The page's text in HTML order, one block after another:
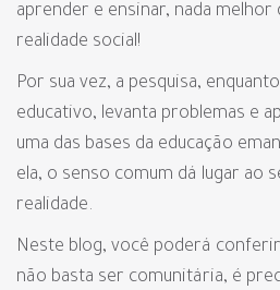
aprender e ensinar, nada
realidade social!
Por sua vez, a pesquisa,
educativo, levanta problemas e
uma das bases da educação
ela, o senso comum dá lugar ao
realidade.
Neste blog, você poderá
não basta ser comunitária, é